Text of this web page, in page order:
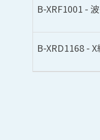
B-XRF1001 -
B-XRD1168 -